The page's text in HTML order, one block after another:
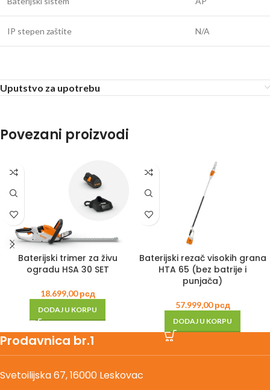
IP stepen zaštite N/A
Uputstvo za upotrebu
Povezani proizvodi
Baterijski trimer za živu
ogradu HSA 30 SET
18.699,00рсд
DODAJ U KORPU
Baterijski rezač visokih grana
HTA 65 (bez batrije i
punjača)
57.999,00рсд
DODAJ U KORPU
Prodavnica br.1
Svetoilijska 67, 16000 Leskovac